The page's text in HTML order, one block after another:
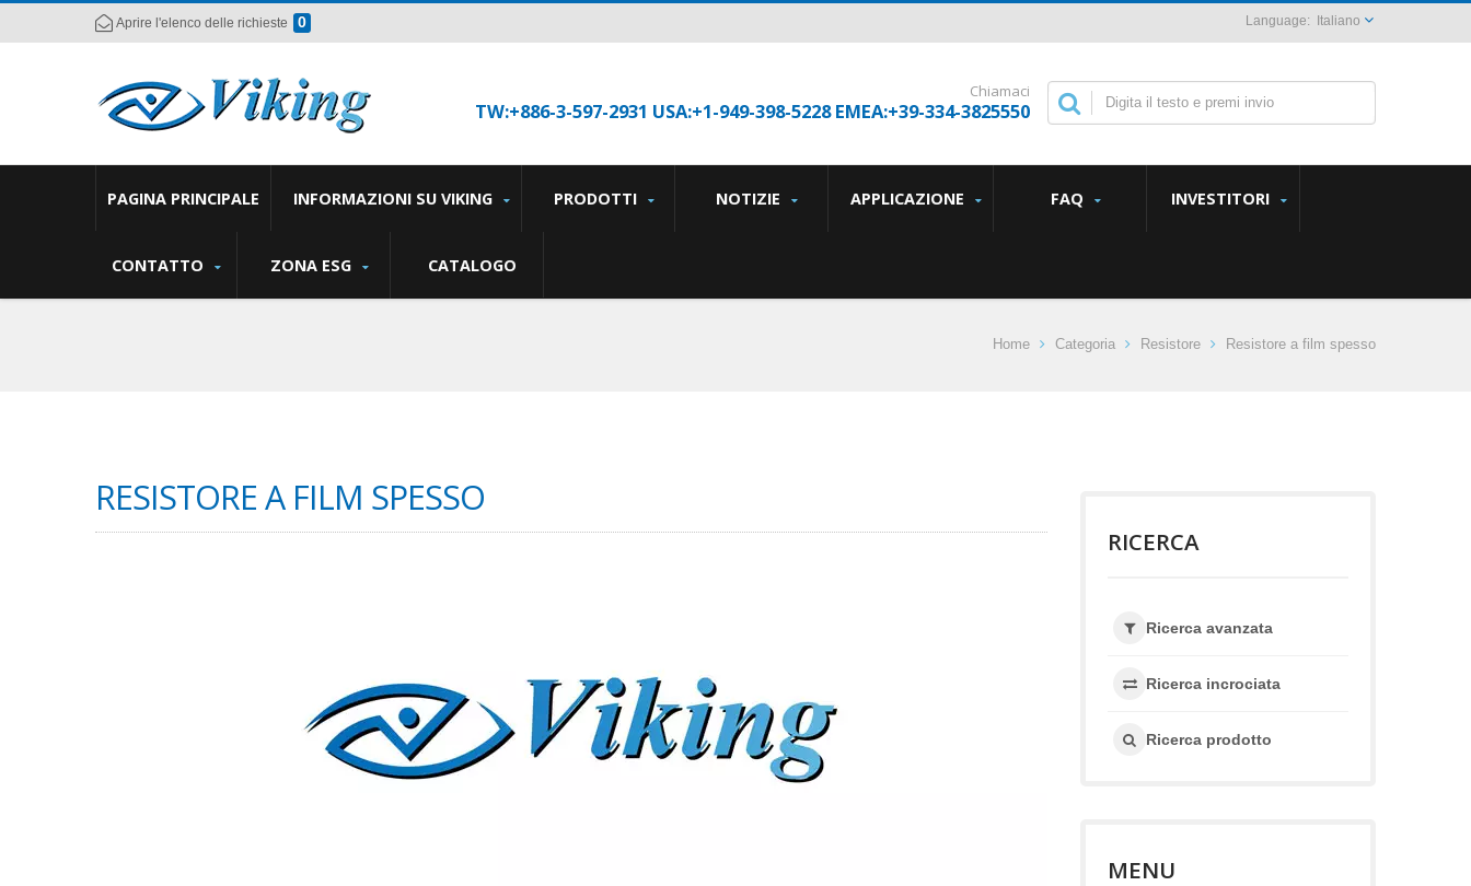
Aprire l'elenco delle richieste 0 Italiano
Chiamaci
TW:+886-3-597-2931 USA:+1-949-398-5228 EMEA:+39-334-3825550
PAGINA PRINCIPALE INFORMAZIONI SU VIKING PRODOTTI NOTIZIE APPLICAZIONE FAQ INVESTITORI
CONTATTO ZONA ESG CATALOGO
Home Categoria Resistore Resistore a film spesso
RESISTORE A FILM SPESSO
RICERCA
Ricerca avanzata
Ricerca incrociata
Ricerca prodotto
MENU